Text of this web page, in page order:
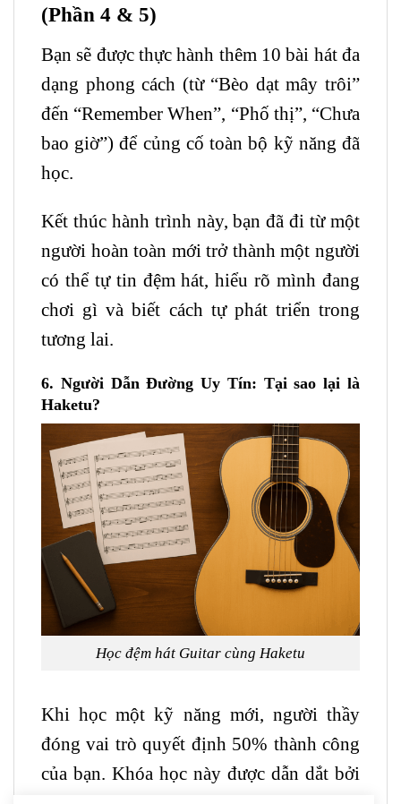
(Phần 4 & 5)
Bạn sẽ được thực hành thêm 10 bài hát đa
dạng phong cách (từ “Bèo dạt mây trôi”
đến “Remember When”, “Phố thị”, “Chưa
bao giờ”) để củng cố toàn bộ kỹ năng đã
học.
Kết thúc hành trình này, bạn đã đi từ một
người hoàn toàn mới trở thành một người
có thể tự tin đệm hát, hiểu rõ mình đang
chơi gì và biết cách tự phát triển trong
tương lai.
6. Người Dẫn Đường Uy Tín: Tại sao lại là
Haketu?
Học đệm hát Guitar cùng Haketu
Khi học một kỹ năng mới, người thầy
đóng vai trò quyết định 50% thành công
của bạn. Khóa học này được dẫn dắt bởi